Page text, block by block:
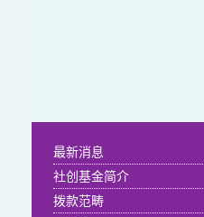
最新消息
社创基金简介
拨款范畴